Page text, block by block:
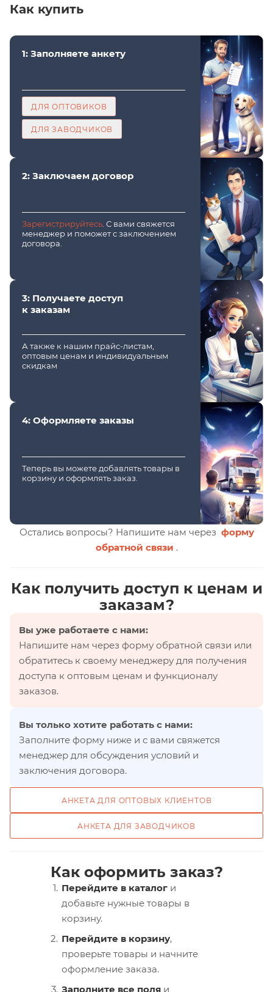
Как купить
1: Заполняете анкету
ДЛЯ ОПТОВИКОВ
ДЛЯ ЗАВОДЧИКОВ
2: Заключаем договор
Зарегистрируйтесь . С вами свяжется
менеджер и поможет с заключением
договора.
3: Получаете доступ
к заказам
А также к нашим прайс-листам,
оптовым ценам и индивидуальным
скидкам
4: Оформляете заказы
Теперь вы можете добавлять товары в
корзину и оформлять заказ.
Остались вопросы? Напишите нам через форму
обратной связи .
Как получить доступ к ценам и
заказам?
Вы уже работаете с нами:
Напишите нам через форму обратной связи или
обратитесь к своему менеджеру для получения
доступа к оптовым ценам и функционалу
заказов.
Вы только хотите работать с нами:
Заполните форму ниже и с вами свяжется
менеджер для обсуждения условий и
заключения договора.
АНКЕТА ДЛЯ ОПТОВЫХ КЛИЕНТОВ
АНКЕТА ДЛЯ ЗАВОДЧИКОВ
Как оформить заказ?
Перейдите в каталог и
добавьте нужные товары в
корзину.
Перейдите в корзину,
проверьте товары и начните
оформление заказа.
Заполните все поля и